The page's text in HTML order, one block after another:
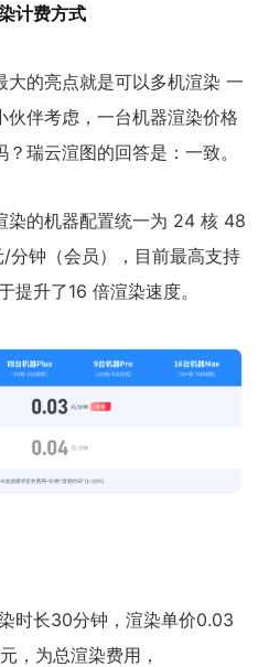
计费方式
的亮点就是可以多机渲染 一
伴考虑，一台机器渲染价格
瑞云渲图的回答是：一致。
染的机器配置统一为 24 核 48
钟（会员），目前最高支持
提升了16 倍渲染速度。
时长30分钟，渲染单价0.03
，为总渲染费用，